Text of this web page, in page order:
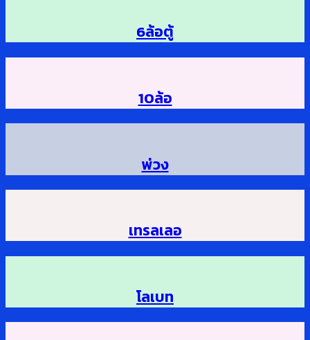
6ล้อตู้
10ล้อ
พ่วง
เทรลเลอ
โลเบท